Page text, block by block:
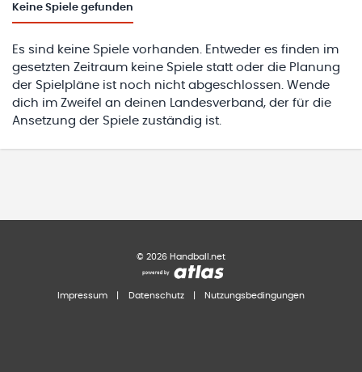
Keine Spiele gefunden
Es sind keine Spiele vorhanden. Entweder es finden im
gesetzten Zeitraum keine Spiele statt oder die Planung
der Spielpläne ist noch nicht abgeschlossen. Wende
dich im Zweifel an deinen Landesverband, der für die
Ansetzung der Spiele zuständig ist.
© 2026 Handball.net
Impressum Datenschutz Nutzungsbedingungen